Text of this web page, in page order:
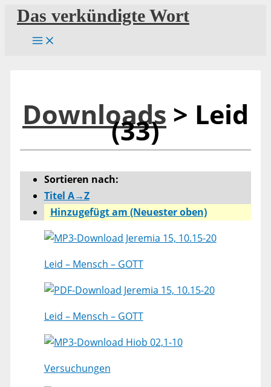
Zum
Inhalt
springen
Das verkündigte Wort
Downloads > Leid
(33)
Sortieren nach:
Titel A→Z
Hinzugefügt am (Neuester oben)
Jeremia 15, 10.15-20
Leid – Mensch – GOTT
Jeremia 15, 10.15-20
Leid – Mensch – GOTT
Hiob 02,1-10
Versuchungen